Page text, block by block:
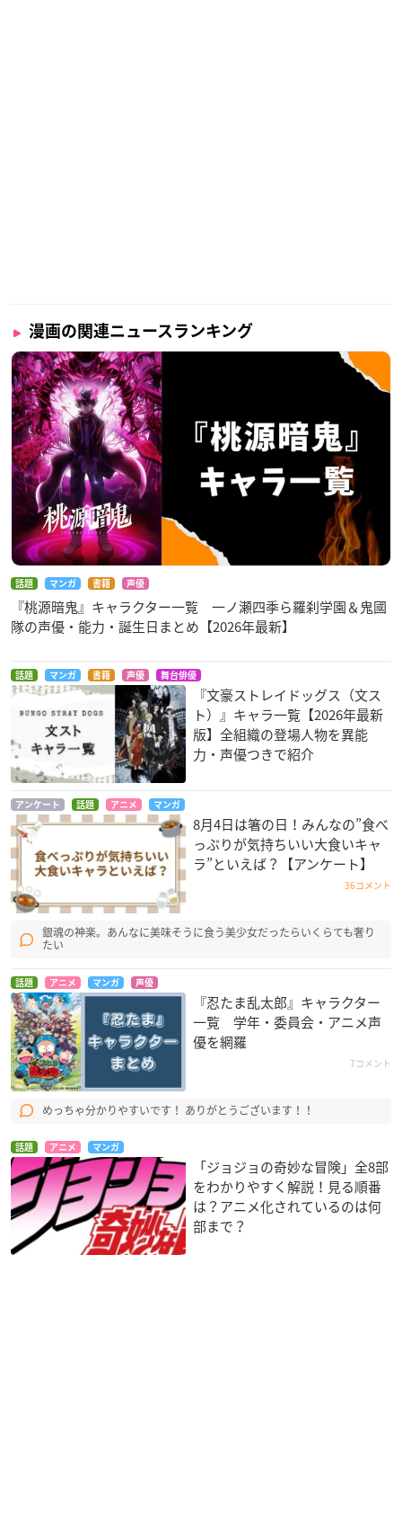
漫画の関連ニュースランキング
話題 マンガ 書籍 声優
『桃源暗鬼』キャラクター一覧 一ノ瀬四季ら羅刹学園＆鬼國
隊の声優・能力・誕生日まとめ【2026年最新】
話題 マンガ 書籍 声優 舞台俳優
『文豪ストレイドッグス（文ス
ト）』キャラ一覧【2026年最新
版】全組織の登場人物を異能
力・声優つきで紹介
アンケート 話題 アニメ マンガ
8月4日は箸の日！みんなの”食べ
っぷりが気持ちいい大食いキャ
ラ”といえば？【アンケート】
36コメント
銀魂の神楽。あんなに美味そうに食う美少女だったらいくらても奢り
たい
話題 アニメ マンガ 声優
『忍たま乱太郎』キャラクター
一覧 学年・委員会・アニメ声
優を網羅
7コメント
めっちゃ分かりやすいです！ ありがとうございます！！
話題 アニメ マンガ
「ジョジョの奇妙な冒険」全8部
をわかりやすく解説！見る順番
は？アニメ化されているのは何
部まで？